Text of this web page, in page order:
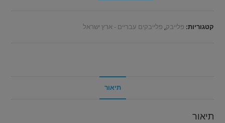
קטגוריות: פלייבק פלייבקים עבריים - ארץ ישראל
תיאור
תיאור